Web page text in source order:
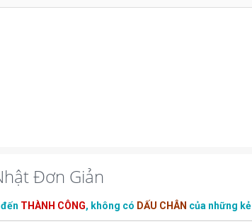
Đơn Giản
THÀNH CÔNG, không có DẤU CHÂN của những kẻ